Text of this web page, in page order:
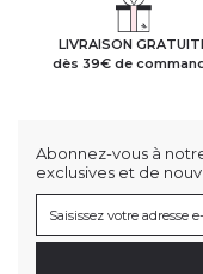
LIVRAISON
dès 39€ de
Abonnez-vous à
exclusives et de